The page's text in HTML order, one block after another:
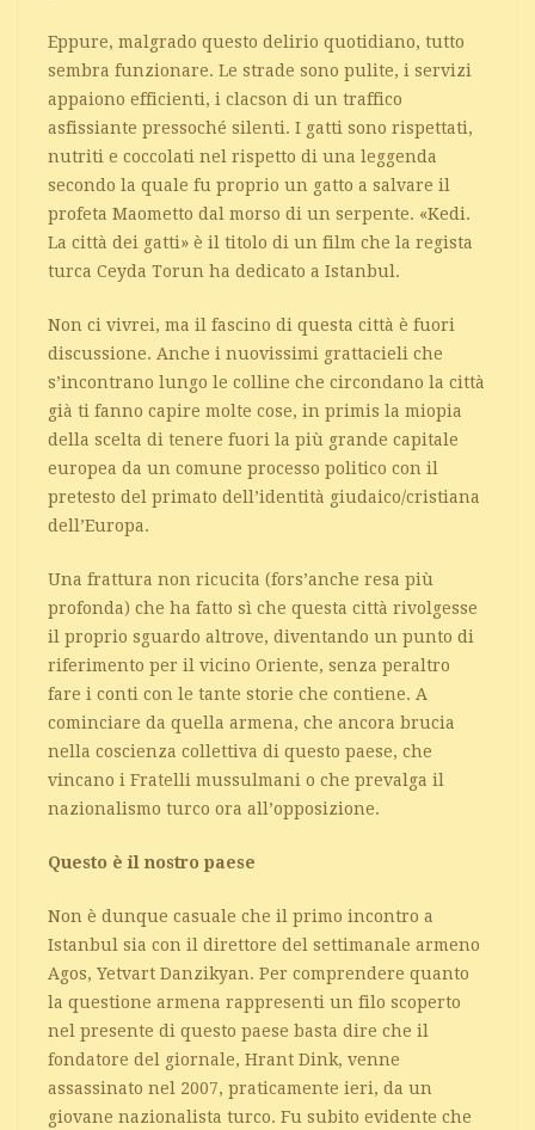
Eppure, malgrado questo delirio quotidiano, tutto
sembra funzionare. Le strade sono pulite, i servizi
appaiono efficienti, i clacson di un traffico
asfissiante pressoché silenti. I gatti sono rispettati,
nutriti e coccolati nel rispetto di una leggenda
secondo la quale fu proprio un gatto a salvare il
profeta Maometto dal morso di un serpente. «Kedi.
La città dei gatti» è il titolo di un film che la regista
turca Ceyda Torun ha dedicato a Istanbul.
Non ci vivrei, ma il fascino di questa città è fuori
discussione. Anche i nuovissimi grattacieli che
s’incontrano lungo le colline che circondano la città
già ti fanno capire molte cose, in primis la miopia
della scelta di tenere fuori la più grande capitale
europea da un comune processo politico con il
pretesto del primato dell’identità giudaico/cristiana
dell’Europa.
Una frattura non ricucita (fors’anche resa più
profonda) che ha fatto sì che questa città rivolgesse
il proprio sguardo altrove, diventando un punto di
riferimento per il vicino Oriente, senza peraltro
fare i conti con le tante storie che contiene. A
cominciare da quella armena, che ancora brucia
nella coscienza collettiva di questo paese, che
vincano i Fratelli mussulmani o che prevalga il
nazionalismo turco ora all’opposizione.
Questo è il nostro paese
Non è dunque casuale che il primo incontro a
Istanbul sia con il direttore del settimanale armeno
Agos, Yetvart Danzikyan. Per comprendere quanto
la questione armena rappresenti un filo scoperto
nel presente di questo paese basta dire che il
fondatore del giornale, Hrant Dink, venne
assassinato nel 2007, praticamente ieri, da un
giovane nazionalista turco. Fu subito evidente che